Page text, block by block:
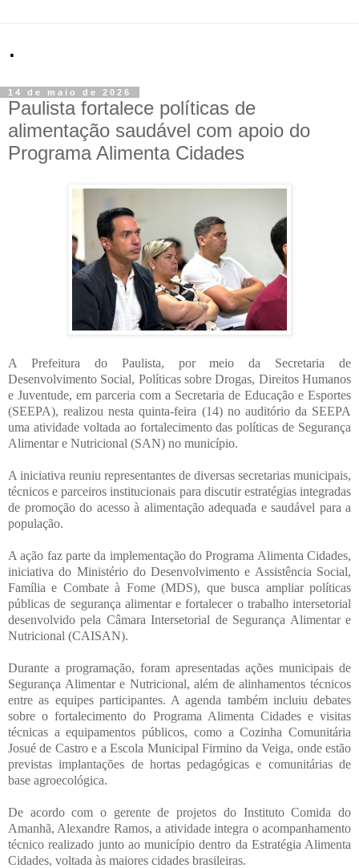
.
14 de maio de 2026
Paulista fortalece políticas de
alimentação saudável com apoio do
Programa Alimenta Cidades
A Prefeitura do Paulista, por meio da Secretaria de
Desenvolvimento Social, Políticas sobre Drogas, Direitos Humanos
e Juventude, em parceria com a Secretaria de Educação e Esportes
(SEEPA), realizou nesta quinta-feira (14) no auditório da SEEPA
uma atividade voltada ao fortalecimento das políticas de Segurança
Alimentar e Nutricional (SAN) no município.
A iniciativa reuniu representantes de diversas secretarias municipais,
técnicos e parceiros institucionais para discutir estratégias integradas
de promoção do acesso à alimentação adequada e saudável para a
população.
A ação faz parte da implementação do Programa Alimenta Cidades,
iniciativa do Ministério do Desenvolvimento e Assistência Social,
Família e Combate à Fome (MDS), que busca ampliar políticas
públicas de segurança alimentar e fortalecer o trabalho intersetorial
desenvolvido pela Câmara Intersetorial de Segurança Alimentar e
Nutricional (CAISAN).
Durante a programação, foram apresentadas ações municipais de
Segurança Alimentar e Nutricional, além de alinhamentos técnicos
entre as equipes participantes. A agenda também incluiu debates
sobre o fortalecimento do Programa Alimenta Cidades e visitas
técnicas a equipamentos públicos, como a Cozinha Comunitária
Josué de Castro e a Escola Municipal Firmino da Veiga, onde estão
previstas implantações de hortas pedagógicas e comunitárias de
base agroecológica.
De acordo com o gerente de projetos do Instituto Comida do
Amanhã, Alexandre Ramos, a atividade integra o acompanhamento
técnico realizado junto ao município dentro da Estratégia Alimenta
Cidades, voltada às maiores cidades brasileiras.